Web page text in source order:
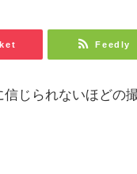
Feedly
信じられないほどの